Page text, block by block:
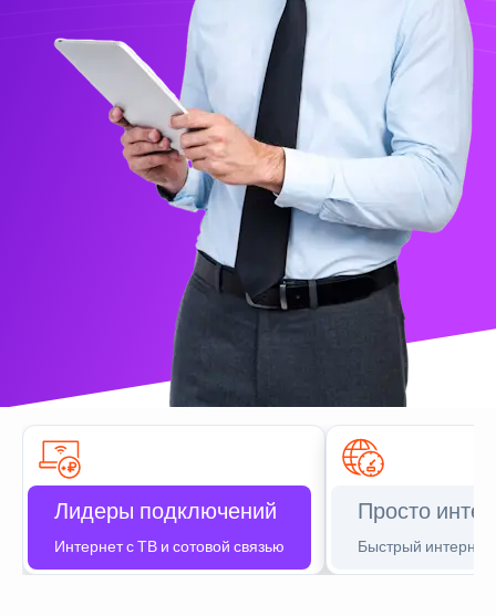
Лидеры подключений
Интернет с ТВ и сотовой связью
Просто
Быстрый интернет